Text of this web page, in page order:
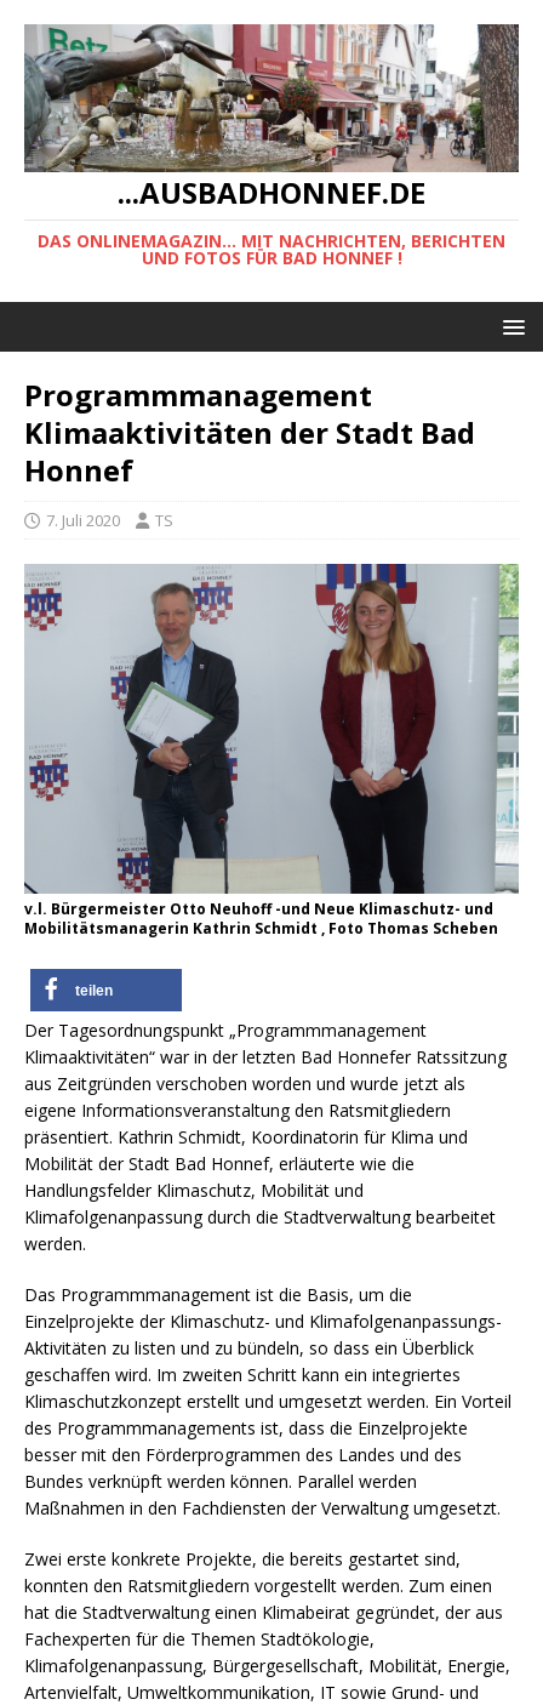
...AUSBADHONNEF.DE
DAS ONLINEMAGAZIN... MIT NACHRICHTEN, BERICHTEN
UND FOTOS FÜR BAD HONNEF !
Programmmanagement
Klimaaktivitäten der Stadt Bad
Honnef
7. Juli 2020 TS
v.l. Bürgermeister Otto Neuhoff -und Neue Klimaschutz- und
Mobilitätsmanagerin Kathrin Schmidt , Foto Thomas Scheben
teilen
Der Tagesordnungspunkt „Programmmanagement
Klimaaktivitäten“ war in der letzten Bad Honnefer Ratssitzung
aus Zeitgründen verschoben worden und wurde jetzt als
eigene Informationsveranstaltung den Ratsmitgliedern
präsentiert. Kathrin Schmidt, Koordinatorin für Klima und
Mobilität der Stadt Bad Honnef, erläuterte wie die
Handlungsfelder Klimaschutz, Mobilität und
Klimafolgenanpassung durch die Stadtverwaltung bearbeitet
werden.
Das Programmmanagement ist die Basis, um die
Einzelprojekte der Klimaschutz- und Klimafolgenanpassungs-
Aktivitäten zu listen und zu bündeln, so dass ein Überblick
geschaffen wird. Im zweiten Schritt kann ein integriertes
Klimaschutzkonzept erstellt und umgesetzt werden. Ein Vorteil
des Programmmanagements ist, dass die Einzelprojekte
besser mit den Förderprogrammen des Landes und des
Bundes verknüpft werden können. Parallel werden
Maßnahmen in den Fachdiensten der Verwaltung umgesetzt.
Zwei erste konkrete Projekte, die bereits gestartet sind,
konnten den Ratsmitgliedern vorgestellt werden. Zum einen
hat die Stadtverwaltung einen Klimabeirat gegründet, der aus
Fachexperten für die Themen Stadtökologie,
Klimafolgenanpassung, Bürgergesellschaft, Mobilität, Energie,
Artenvielfalt, Umweltkommunikation, IT sowie Grund- und